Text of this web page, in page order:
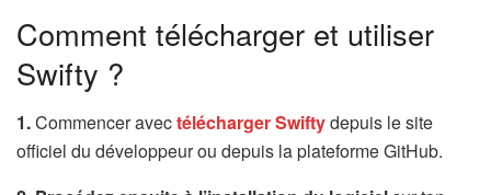
Comment télécharger et utiliser
Swifty ?
1.Commencer avectélécharger Swiftydepuis le site
officiel du développeur ou depuis la plateforme GitHub.